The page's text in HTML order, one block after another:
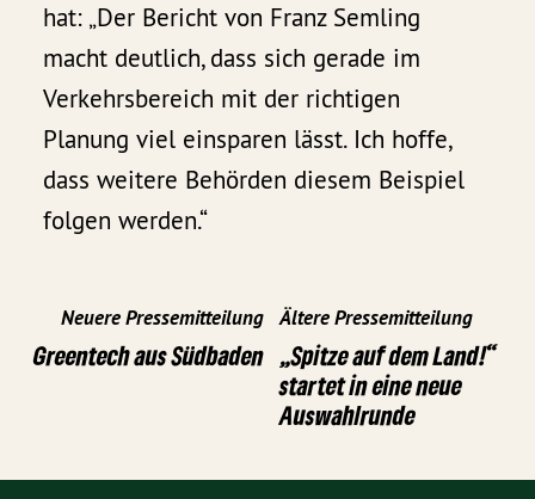
hat: „Der Bericht von Franz Semling
macht deutlich, dass sich gerade im
Verkehrsbereich mit der richtigen
Planung viel einsparen lässt. Ich hoffe,
dass weitere Behörden diesem Beispiel
folgen werden.“
Neuere Pressemitteilung
Greentech aus Südbaden
Ältere Pressemitteilung
„Spitze auf dem Land!“
startet in eine neue
Auswahlrunde